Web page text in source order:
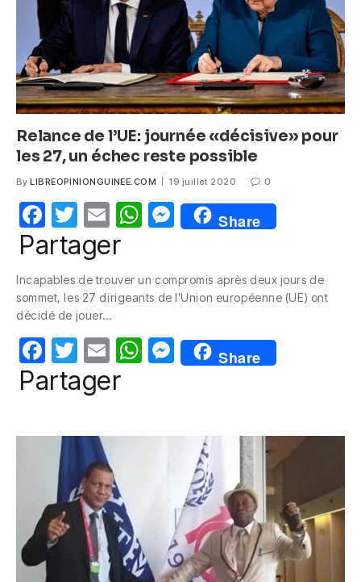
Relance de l’UE: journée «décisive» pour
les 27, un échec reste possible
By LIBREOPINIONGUINEE.COM 19 juillet 2020 0
F
a
e
b
o
o
k
T
w
itt
er
E
m
W
s
p
p
M
e
e
g
er
Share
Partager
Incapables de trouver un compromis après deux jours de
sommet, les 27 dirigeants de l’Union européenne (UE) ont
décidé de jouer…
F
a
e
b
o
o
k
T
w
itt
er
E
m
W
s
M
e
e
er
Share
Partager